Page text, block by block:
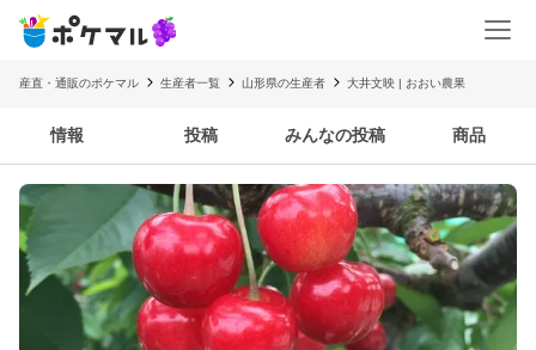
産直・通販のポケマル 生産者一覧 山形県の生産者 大井文映 | おおい農果
情報 投稿 みんなの投稿 商品